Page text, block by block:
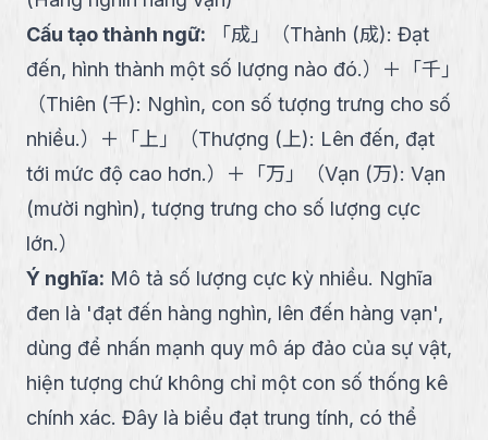
Cấu tạo thành ngữ: 「成 」 （Thành (成): Đạt
đến, hình thành một số lượng nào đó.） ＋ 「千 」
（Thiên (千): Nghìn, con số tượng trưng cho số
nhiều.） ＋ 「 上 」 （Thượng (上): Lên đến, đạt
tới mức độ cao hơn.） ＋ 「万 」 （Vạn (万): Vạn
(mười nghìn), tượng trưng cho số lượng cực
lớn.）
Ý nghĩa: Mô tả số lượng cực kỳ nhiều. Nghĩa
đen là 'đạt đến hàng nghìn, lên đến hàng vạn',
dùng để nhấn mạnh quy mô áp đảo của sự vật,
hiện tượng chứ không chỉ một con số thống kê
chính xác. Đây là biểu đạt trung tính, có thể